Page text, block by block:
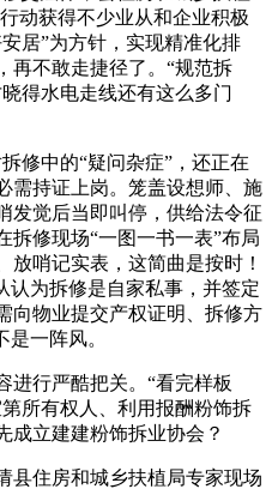
动获得不少业从和企业积极
居”为方针，实现精准化排
再不敢走捷径了。“规范拆
得水电走线还有这么多门
中的“疑问杂症”，还正在
需持证上岗。笼盖设想师、施
发觉后当即叫停，供给法令征
拆修现场“一图一书一表”布局
哨记实表，这简曲是按时！
认为拆修是自家私事，并签定
向物业提交产权证明、拆修方
一阵风。
行严酷把关。“看完样板
所有权人、利用报酬粉饰拆
成立建建粉饰拆业协会？
住房和城乡扶植局专家现场